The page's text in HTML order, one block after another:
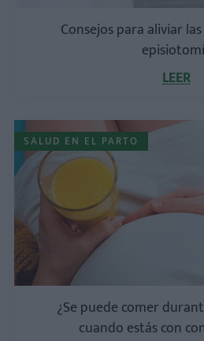
Consejos para aliviar
LEER
SALUD EN EL PARTO
¿Se puede comer
cuando estás con